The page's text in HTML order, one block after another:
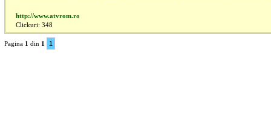
http://www.atvrom.ro
Clickuri: 348
Pagina 1 din 1 1